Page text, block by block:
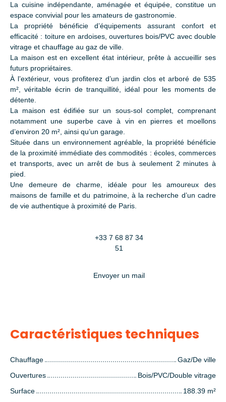
La cuisine indépendante, aménagée et équipée, constitue un
espace convivial pour les amateurs de gastronomie.
La propriété bénéficie d’équipements assurant confort et
efficacité : toiture en ardoises, ouvertures bois/PVC avec double
vitrage et chauffage au gaz de ville.
La maison est en excellent état intérieur, prête à accueillir ses
futurs propriétaires.
À l’extérieur, vous profiterez d’un jardin clos et arboré de 535
m², véritable écrin de tranquillité, idéal pour les moments de
détente.
La maison est édifiée sur un sous-sol complet, comprenant
notamment une superbe cave à vin en pierres et moellons
d’environ 20 m², ainsi qu’un garage.
Située dans un environnement agréable, la propriété bénéficie
de la proximité immédiate des commodités : écoles, commerces
et transports, avec un arrêt de bus à seulement 2 minutes à
pied.
Une demeure de charme, idéale pour les amoureux des
maisons de famille et du patrimoine, à la recherche d’un cadre
de vie authentique à proximité de Paris.
+33 7 68 87 34
51
Envoyer un mail
Caractéristiques techniques
Chauffage
Gaz/De ville
Ouvertures
Bois/PVC/Double vitrage
Surface
188.39 m²